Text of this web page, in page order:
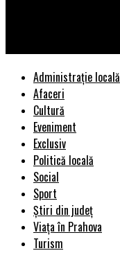
Administrație locală
Afaceri
Cultură
Eveniment
Exclusiv
Politică locală
Social
Sport
Știri din județ
Viața în Prahova
Turism